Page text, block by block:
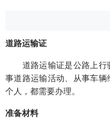
道路运输证
道路运输证是公路上行
事道路运输活动、从事车
个人，都需要办理。
准备材料